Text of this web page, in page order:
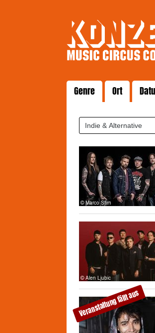
Genre Ort
Veranstaltung fällt aus